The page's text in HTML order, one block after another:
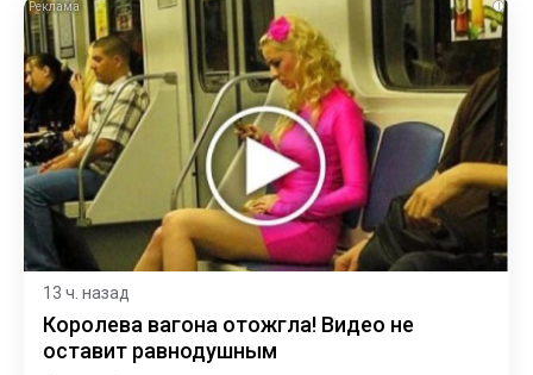
i
13 ч. назад
Королева вагона отожгла! Видео не
оставит равнодушным